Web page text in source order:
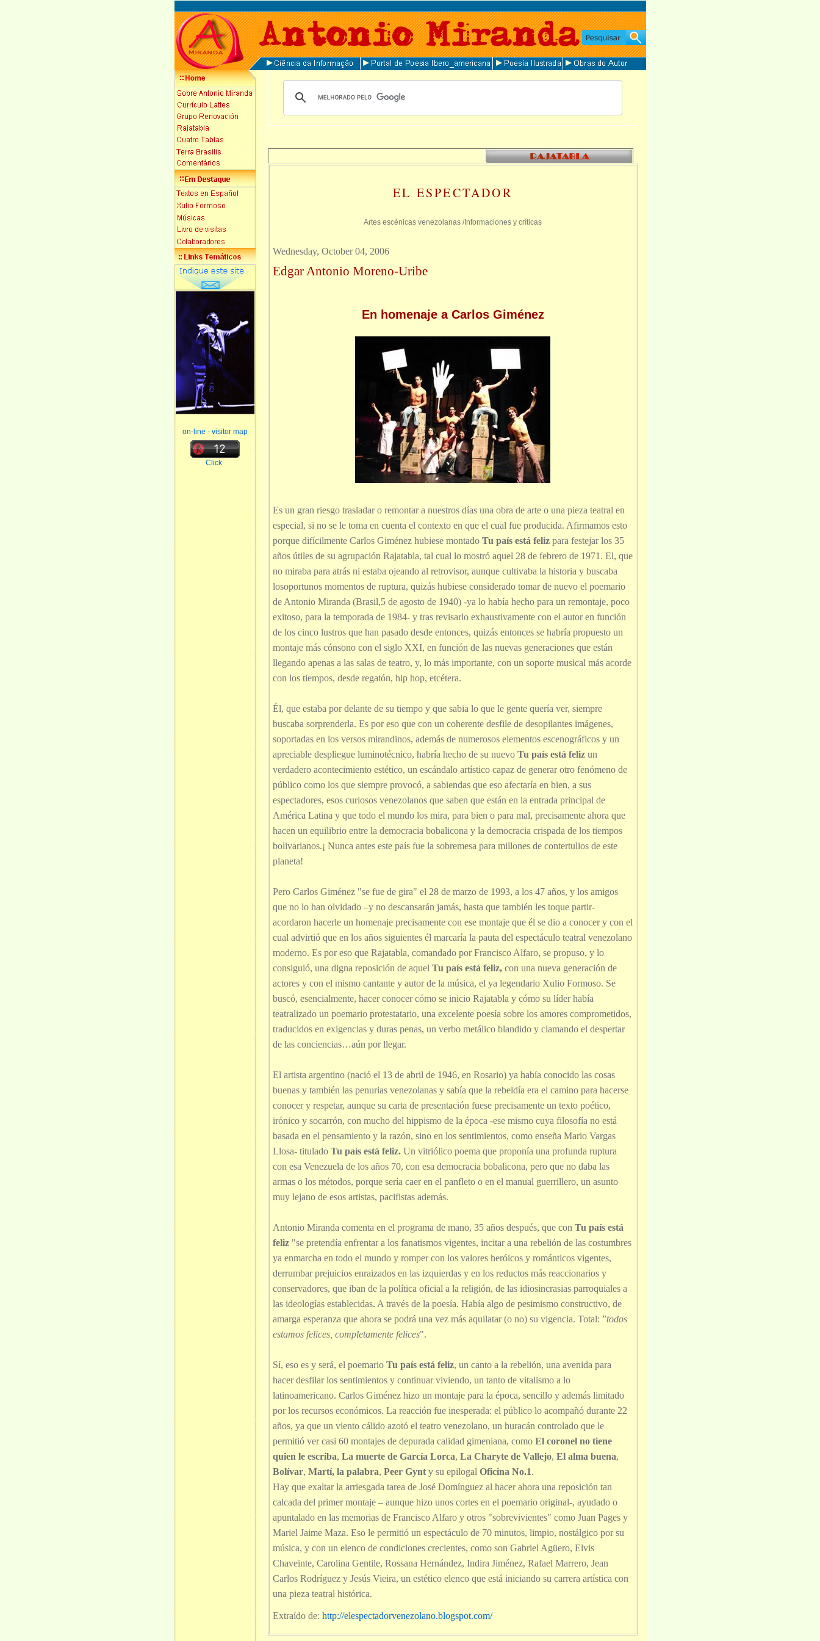
on-line - visitor map
Click
EL ESPECTADOR
Artes escénicas venezolanas /Informaciones y críticas
Wednesday, October 04, 2006
Edgar Antonio Moreno-Uribe
En homenaje a Carlos Giménez
Es un gran riesgo trasladar o remontar a nuestros días una obra de arte o una pieza teatral en
especial, si no se le toma en cuenta el contexto en que el cual fue producida. Afirmamos esto
porque difícilmente Carlos Giménez hubiese montado Tu país está feliz para festejar los 35
años útiles de su agrupación Rajatabla, tal cual lo mostró aquel 28 de febrero de 1971. El, que
no miraba para atrás ni estaba ojeando al retrovisor, aunque cultivaba la historia y buscaba
losoportunos momentos de ruptura, quizás hubiese considerado tomar de nuevo el poemario
de Antonio Miranda (Brasil,5 de agosto de 1940) -ya lo había hecho para un remontaje, poco
exitoso, para la temporada de 1984- y tras revisarlo exhaustivamente con el autor en función
de los cinco lustros que han pasado desde entonces, quizás entonces se habría propuesto un
montaje más cónsono con el siglo XXI, en función de las nuevas generaciones que están
llegando apenas a las salas de teatro, y, lo más importante, con un soporte musical más acorde
con los tiempos, desde regatón, hip hop, etcétera.
Él, que estaba por delante de su tiempo y que sabia lo que le gente quería ver, siempre
buscaba sorprenderla. Es por eso que con un coherente desfile de desopilantes imágenes,
soportadas en los versos mirandinos, además de numerosos elementos escenográficos y un
apreciable despliegue luminotécnico, habría hecho de su nuevo Tu país está feliz un
verdadero acontecimiento estético, un escándalo artístico capaz de generar otro fenómeno de
público como los que siempre provocó, a sabiendas que eso afectaría en bien, a sus
espectadores, esos curiosos venezolanos que saben que están en la entrada principal de
América Latina y que todo el mundo los mira, para bien o para mal, precisamente ahora que
hacen un equilibrio entre la democracia bobalicona y la democracia crispada de los tiempos
bolivarianos.¡ Nunca antes este país fue la sobremesa para millones de contertulios de este
planeta!
Pero Carlos Giménez "se fue de gira" el 28 de marzo de 1993, a los 47 años, y los amigos
que no lo han olvidado –y no descansarán jamás, hasta que también les toque partir-
acordaron hacerle un homenaje precisamente con ese montaje que él se dio a conocer y con el
cual advirtió que en los años siguientes él marcaría la pauta del espectáculo teatral venezolano
moderno. Es por eso que Rajatabla, comandado por Francisco Alfaro, se propuso, y lo
consiguió, una digna reposición de aquel Tu país está feliz, con una nueva generación de
actores y con el mismo cantante y autor de la música, el ya legendario Xulio Formoso. Se
buscó, esencialmente, hacer conocer cómo se inicio Rajatabla y cómo su líder había
teatralizado un poemario protestatario, una excelente poesía sobre los amores comprometidos,
traducidos en exigencias y duras penas, un verbo metálico blandido y clamando el despertar
de las conciencias…aún por llegar.
El artista argentino (nació el 13 de abril de 1946, en Rosario) ya había conocido las cosas
buenas y también las penurias venezolanas y sabía que la rebeldía era el camino para hacerse
conocer y respetar, aunque su carta de presentación fuese precisamente un texto poético,
irónico y socarrón, con mucho del hippismo de la época -ese mismo cuya filosofía no está
basada en el pensamiento y la razón, sino en los sentimientos, como enseña Mario Vargas
Llosa- titulado Tu país está feliz. Un vitriólico poema que proponía una profunda ruptura
con esa Venezuela de los años 70, con esa democracia bobalicona, pero que no daba las
armas o los métodos, porque sería caer en el panfleto o en el manual guerrillero, un asunto
muy lejano de esos artistas, pacifistas además.
Antonio Miranda comenta en el programa de mano, 35 años después, que con Tu país está
feliz "se pretendía enfrentar a los fanatismos vigentes, incitar a una rebelión de las costumbres
ya enmarcha en todo el mundo y romper con los valores heróicos y románticos vigentes,
derrumbar prejuicios enraizados en las izquierdas y en los reductos más reaccionarios y
conservadores, que iban de la política oficial a la religión, de las idiosincrasias parroquiales a
las ideologías establecidas. A través de la poesía. Había algo de pesimismo constructivo, de
amarga esperanza que ahora se podrá una vez más aquilatar (o no) su vigencia. Total: ”todos
estamos felices, completamente felices".
Sí, eso es y será, el poemario Tu país está feliz, un canto a la rebelión, una avenida para
hacer desfilar los sentimientos y continuar viviendo, un tanto de vitalismo a lo
latinoamericano. Carlos Giménez hizo un montaje para la época, sencillo y además limitado
por los recursos económicos. La reacción fue inesperada: el público lo acompañó durante 22
años, ya que un viento cálido azotó el teatro venezolano, un huracán controlado que le
permitió ver casi 60 montajes de depurada calidad gimeniana, como El coronel no tiene
quien le escriba, La muerte de García Lorca, La Charyte de Vallejo, El alma buena,
Bolívar, Martí, la palabra, Peer Gynt y su epilogal Oficina No.1.
Hay que exaltar la arriesgada tarea de José Domínguez al hacer ahora una reposición tan
calcada del primer montaje – aunque hizo unos cortes en el poemario original-, ayudado o
apuntalado en las memorias de Francisco Alfaro y otros "sobrevivientes" como Juan Pages y
Mariel Jaime Maza. Eso le permitió un espectáculo de 70 minutos, limpio, nostálgico por su
música, y con un elenco de condiciones crecientes, como son Gabriel Agüero, Elvis
Chaveinte, Carolina Gentile, Rossana Hernández, Indira Jiménez, Rafael Marrero, Jean
Carlos Rodríguez y Jesús Vieira, un estético elenco que está iniciando su carrera artística con
una pieza teatral histórica.
Extraído de: http://elespectadorvenezolano.blogspot.com/